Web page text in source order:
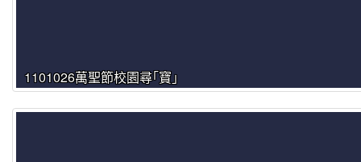
1101026萬聖節校園尋｢寶｣